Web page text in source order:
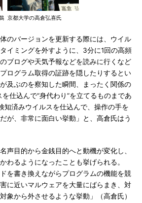
京都大学の高倉弘喜氏
のバージョンを更新する際には、ウイル
イミングを外すように、3分に1回の高頻
ブログや天気予報などを読みに行くなど
ログラム取得の証跡を隠したりするとい
及ぶのを察知した瞬間、まったく関係の
仕込んで“身代わり”を立てるものまであ
知済みウイルスを仕込んで、操作の手を
が、非常に面白い挙動」と、高倉氏はう
声目的から金銭目的へと動機が変化し、
わるようになったことも挙げられる。
を書き換えながらプログラムの機能を競
に近いマルウェアを大量にばらまき、対
象から外させるような挙動」（高倉氏）